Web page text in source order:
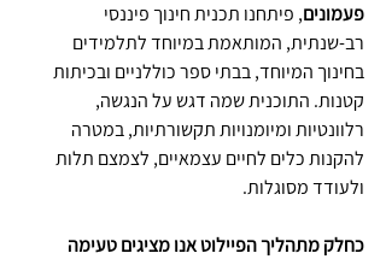
פעמונים, פיתחנו תכנית חינוך פיננסי
רב-שנתית, המותאמת במיוחד לתלמידים
בחינוך המיוחד, בבתי ספר כוללניים ובכיתות
קטנות. התוכנית שמה דגש על הנגשה,
רלוונטיות ומיומנויות תקשורתיות, במטרה
להקנות כלים לחיים עצמאיים, לצמצם תלות
ולעודד מסוגלות.
כחלק מתהליך הפיילוט אנו מציגים טעימה